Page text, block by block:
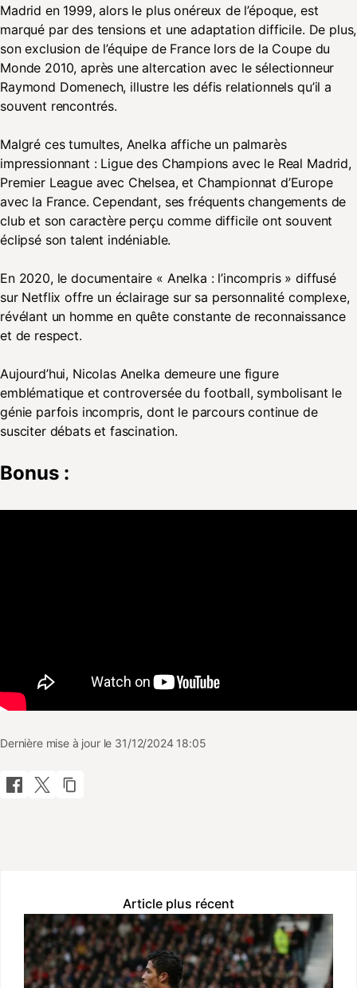
Madrid en 1999, alors le plus onéreux de l’époque, est
marqué par des tensions et une adaptation difficile. De plus,
son exclusion de l’équipe de France lors de la Coupe du
Monde 2010, après une altercation avec le sélectionneur
Raymond Domenech, illustre les défis relationnels qu’il a
souvent rencontrés.
Malgré ces tumultes, Anelka affiche un palmarès
impressionnant : Ligue des Champions avec le Real Madrid,
Premier League avec Chelsea, et Championnat d’Europe
avec la France. Cependant, ses fréquents changements de
club et son caractère perçu comme difficile ont souvent
éclipsé son talent indéniable.
En 2020, le documentaire « Anelka : l’incompris » diffusé
sur Netflix offre un éclairage sur sa personnalité complexe,
révélant un homme en quête constante de reconnaissance
et de respect.
Aujourd’hui, Nicolas Anelka demeure une figure
emblématique et controversée du football, symbolisant le
génie parfois incompris, dont le parcours continue de
susciter débats et fascination.
Bonus :
Dernière mise à jour le 31/12/2024 18:05
Article plus récent